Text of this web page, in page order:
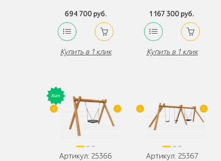
694 700 руб.
Купить в 1 клик
1 167 300 руб.
Купить в 1 клик
Артикул: 25366
Артикул: 25367